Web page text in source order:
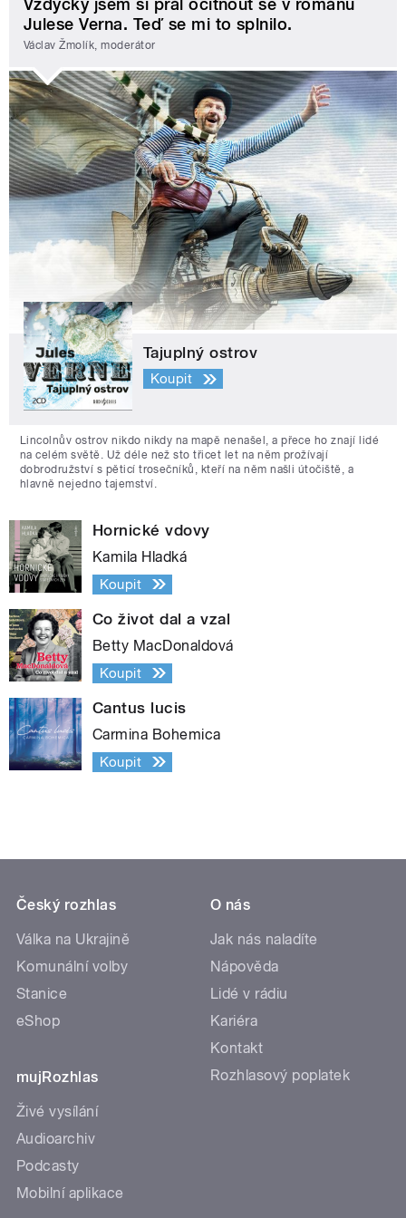
Julese Verna. Teď se mi to splnilo.
Václav Žmolík, moderátor
Tajuplný ostrov
Koupit
Lincolnův ostrov nikdo nikdy na mapě nenašel, a přece ho znají lidé
na celém světě. Už déle než sto třicet let na něm prožívají
dobrodružství s pěticí trosečníků, kteří na něm našli útočiště, a
hlavně nejedno tajemství.
Hornické vdovy
Kamila Hladká
Koupit
Co život dal a vzal
Betty MacDonaldová
Koupit
Cantus lucis
Carmina Bohemica
Koupit
Český rozhlas
Válka na Ukrajině
Komunální volby
Stanice
eShop
mujRozhlas
Živé vysílání
Audioarchiv
Podcasty
Mobilní aplikace
O nás
Jak nás naladíte
Nápověda
Lidé v rádiu
Kariéra
Kontakt
Rozhlasový poplatek